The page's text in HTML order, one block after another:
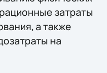
затраты
а также
на